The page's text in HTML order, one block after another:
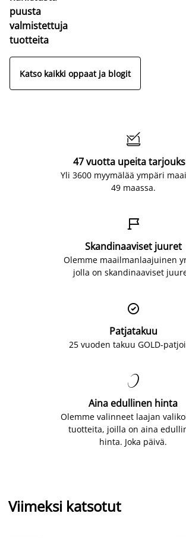
puusta
valmistettuja
tuotteita
Katso kaikki oppaat ja blogit

47 vuotta upeita
Yli 3600 myymälää ympäri
49 maassa.

Skandinaaviset juuret
Olemme maailmanlaajuinen
jolla on skandinaaviset

Patjatakuu
25 vuoden takuu GOLD-

Aina edullinen hinta
Olemme valinneet laajan
tuotteita, joilla on aina
hinta. Joka päivä.
Viimeksi katsotut